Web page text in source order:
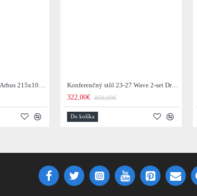
Jedálenský stôl 29-77B Arhus 215x105cm Drevo Hnedá Acacia
Konferenčný stôl 23-27 Wave 2-set Drevo Mango
322,00€ 460,00€
Do košíka